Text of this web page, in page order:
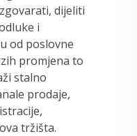
dijeliti
i
od poslovne
promjena to
stalno
prodaje,
tržišta.